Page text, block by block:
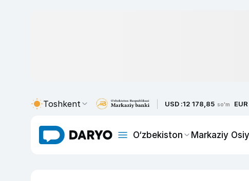
Toshkent USD :12 178,85 so'm EUR
O‘zbekiston Markaziy